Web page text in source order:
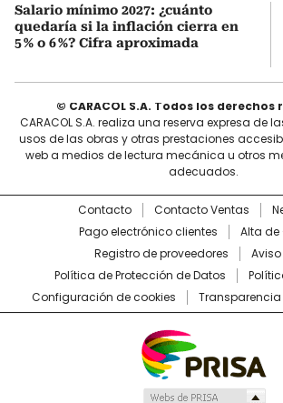
Salario mínimo 2027: ¿cuánto
quedaría si la inflación cierra en
5 % o 6 %? Cifra aproximada
© CARACOL S.A. Todos los derechos
CARACOL S.A. realiza una reserva expresa de
usos de las obras y otras prestaciones
web a medios de lectura mecánica u otros
adecuados.
Contacto Contacto Ventas
Pago electrónico clientes
Alta de
Registro de proveedores
Política de Protección de Datos
Configuración de cookies
Transparencia